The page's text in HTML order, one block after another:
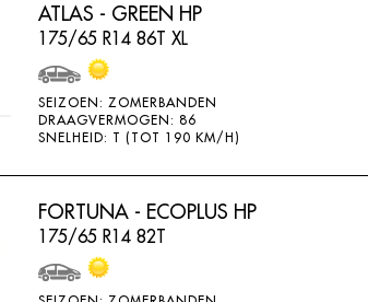
ATLAS - GREEN HP
175/65 R14 86T XL
SEIZOEN: ZOMERBANDEN
DRAAGVERMOGEN: 86
SNELHEID: T (TOT 190 KM/H)
FORTUNA - ECOPLUS HP
175/65 R14 82T